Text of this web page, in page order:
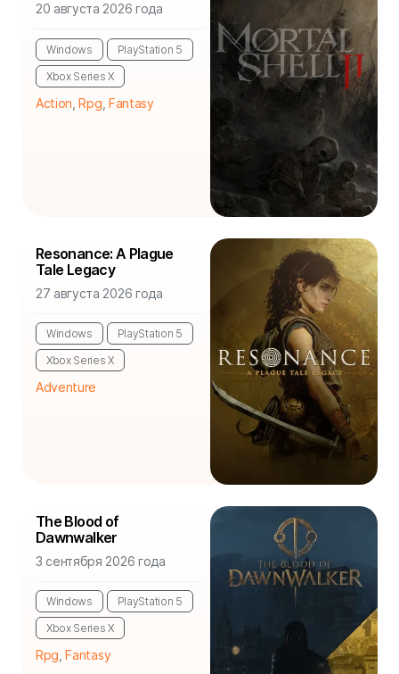
20 августа 2026 года
Windows PlayStation 5
Xbox Series X
Action ,Rpg Fantasy
Resonance: A Plague
Tale Legacy
27 августа 2026 года
Windows PlayStation 5
Xbox Series X
Adventure
The Blood of
Dawnwalker
3 сентября 2026 года
Windows PlayStation 5
Xbox Series X
Rpg,Fantasy